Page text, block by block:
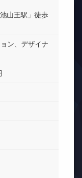
山王駅」徒歩
ン、デザイナ